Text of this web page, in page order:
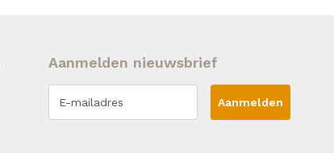
Aanmelden nieuwsbrief
Aanmelden